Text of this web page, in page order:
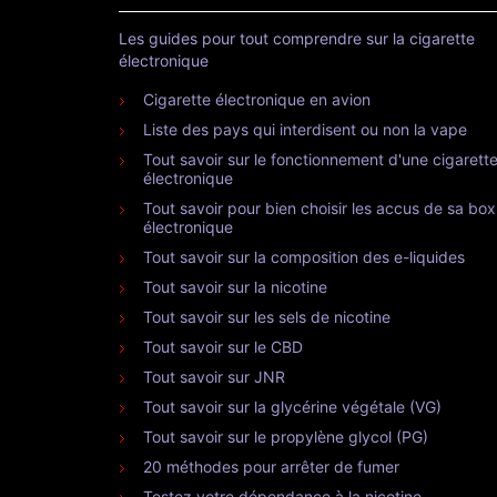
Les guides pour tout comprendre sur la cigarette
électronique
Cigarette électronique en avion
Liste des pays qui interdisent ou non la vape
Tout savoir sur le fonctionnement d'une cigarette
électronique
Tout savoir pour bien choisir les accus de sa box
électronique
Tout savoir sur la composition des e-liquides
Tout savoir sur la nicotine
Tout savoir sur les sels de nicotine
Tout savoir sur le CBD
Tout savoir sur JNR
Tout savoir sur la glycérine végétale (VG)
Tout savoir sur le propylène glycol (PG)
20 méthodes pour arrêter de fumer